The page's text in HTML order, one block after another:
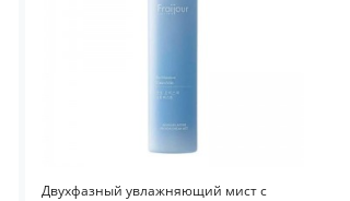
Двухфазный увлажняющий мист с